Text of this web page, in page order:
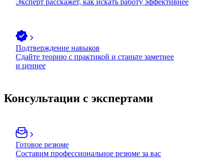
Подтверждение навыков
Сдайте теорию с практикой и станьте заметнее
и ценнее
Консультации с экспертами
Готовое резюме
Составим профессиональное резюме за вас